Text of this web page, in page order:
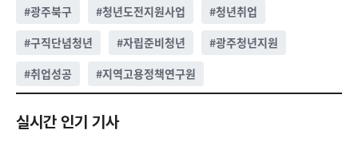
#광주북구 #청년도전지원사업 #청년취업
#구직단념청년 #자립준비청년 #광주청년지원
#취업성공 #지역고용정책연구원
실시간 인기 기사